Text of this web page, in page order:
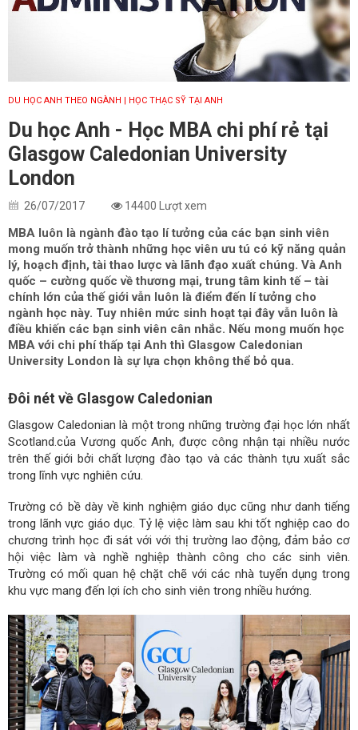
DU HỌC ANH THEO NGÀNH | HỌC THẠC SỸ TẠI ANH
Du học Anh - Học MBA chi phí rẻ tại
Glasgow Caledonian University
London
26/07/2017 14400 Lượt xem
MBA luôn là ngành đào tạo lí tưởng của các bạn sinh viên
mong muốn trở thành những học viên ưu tú có kỹ năng quản
lý, hoạch định, tài thao lược và lãnh đạo xuất chúng. Và Anh
quốc – cường quốc về thương mại, trung tâm kinh tế – tài
chính lớn của thế giới vẫn luôn là điểm đến lí tưởng cho
ngành học này. Tuy nhiên mức sinh hoạt tại đây vẫn luôn là
điều khiến các bạn sinh viên cân nhắc. Nếu mong muốn học
MBA với chi phí thấp tại Anh thì Glasgow Caledonian
University London là sự lựa chọn không thể bỏ qua.
Đôi nét về Glasgow Caledonian
Glasgow Caledonian là một trong những trường đại học lớn nhất
Scotland.của Vương quốc Anh, được công nhận tại nhiều nước
trên thế giới bởi chất lượng đào tạo và các thành tựu xuất sắc
trong lĩnh vực nghiên cứu.
Trường có bề dày về kinh nghiệm giáo dục cũng như danh tiếng
trong lãnh vực giáo dục. Tỷ lệ việc làm sau khi tốt nghiệp cao do
chương trình học đi sát với với thị trường lao động, đảm bảo cơ
hội việc làm và nghề nghiệp thành công cho các sinh viên.
Trường có mối quan hệ chặt chẽ với các nhà tuyển dụng trong
khu vực mang đến lợi ích cho sinh viên trong nhiều hướng.